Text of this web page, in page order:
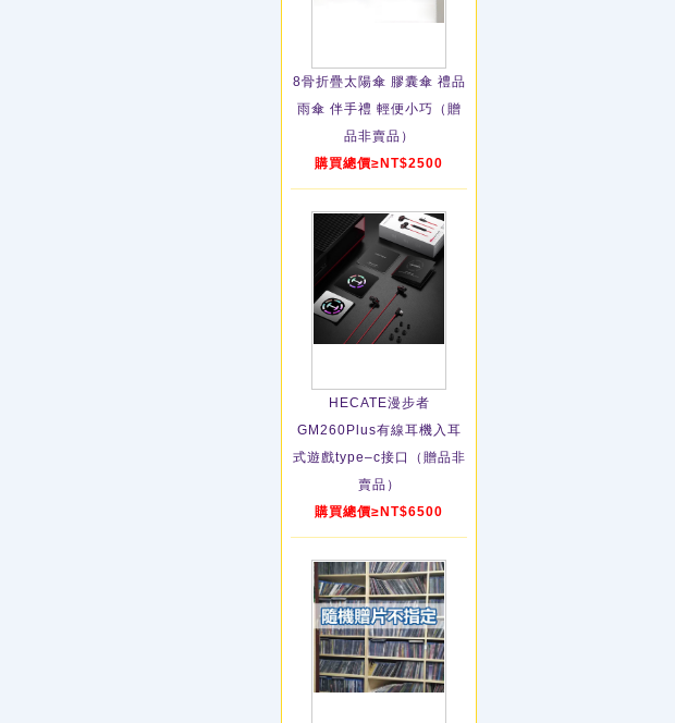
8骨折疊太陽傘 膠囊傘 禮品
雨傘 伴手禮 輕便小巧（贈
品非賣品）
購買總價≥NT$2500
HECATE漫步者
GM260Plus有線耳機入耳
式遊戲type–c接口（贈品非
賣品）
購買總價≥NT$6500